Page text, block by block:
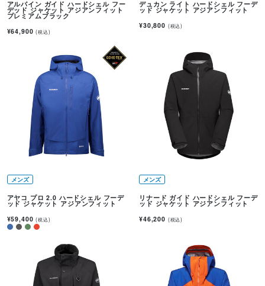
アルパイン ガイド ハードシェル フー
デッド ジャケット アジアンフィット
プレミアムブラック
¥64,900(税込)
デュカン ライト ハードシェル フーデ
ッド ジャケット アジアンフィット
¥30,800 (税込)
メンズ
アヤコ プロ 2.0 ハードシェル フーデ
ッド ジャケット アジアンフィット
¥59,400(税込)
メンズ
リナード ガイド ハードシェル フーデ
ッド ジャケット アジアンフィット
¥46,200 (税込)